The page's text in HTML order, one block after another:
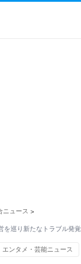
ニュース >
を巡り新たなトラブル発覚
エンタメ・芸能ニュース